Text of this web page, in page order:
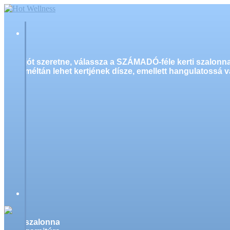
jót szeretne, válassza a SZÁMADÓ-féle kerti
méltán lehet kertjének dísze, emellett hangulatossá
szalonnasütő